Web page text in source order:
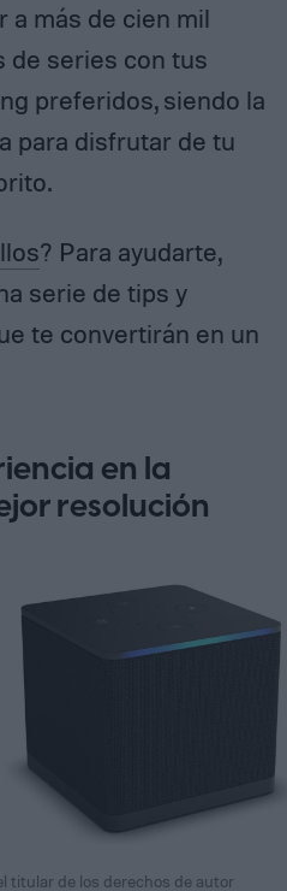
a más de cien mil
de series con tus
preferidos, siendo la
para disfrutar de tu
? Para ayudarte,
serie de tips y
te convertirán en un
en la
resolución
titular de los derechos de autor